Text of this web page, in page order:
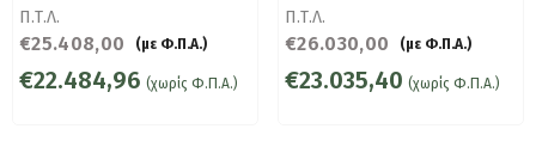
Π.Τ.Λ.
€25.408,00 (με Φ.Π.Α.)
€22.484,96 (χωρίς Φ.Π.Α.)
Π.Τ.Λ.
€26.030,00 (με Φ.Π.Α.)
€23.035,40 (χωρίς Φ.Π.Α.)